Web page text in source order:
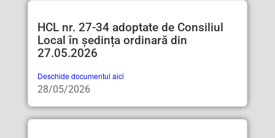
HCL nr. 27-34 adoptate de Consiliul
Local în ședința ordinară din
27.05.2026
Deschide documentul aici
28/05/2026